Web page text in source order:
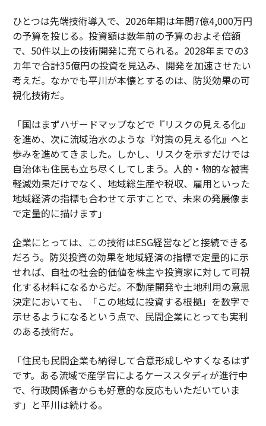
ひとつは先端技術導入で、2026年期は年間7億4,000万円
の予算を投じる。投資額は数年前の予算のおよそ倍額
で、50件以上の技術開発に充てられる。2028年までの3
カ年で合計35億円の投資を見込み、開発を加速させたい
考えだ。なかでも平川が本懐とするのは、防災効果の可
視化技術だ。
「国はまずハザードマップなどで『リスクの見える化』
を進め、次に流域治水のような『対策の見える化』へと
歩みを進めてきました。しかし、リスクを示すだけでは
自治体も住民も立ち尽くしてしまう。人的・物的な被害
軽減効果だけでなく、地域総生産や税収、雇用といった
地域経済の指標も合わせて示すことで、未来の発展像ま
で定量的に描けます」
企業にとっては、この技術はESG経営などと接続できる
だろう。防災投資の効果を地域経済の指標で定量的に示
せれば、自社の社会的価値を株主や投資家に対して可視
化する材料になるからだ。不動産開発や土地利用の意思
決定においても、「この地域に投資する根拠」を数字で
示せるようになるという点で、民間企業にとっても実利
のある技術だ。
「住民も民間企業も納得して合意形成しやすくなるはず
です。ある流域で産学官によるケーススタディが進行中
で、行政関係者からも好意的な反応もいただいていま
す」と平川は続ける。